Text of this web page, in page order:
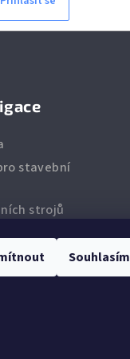
Souhlasím
stavební
strojů